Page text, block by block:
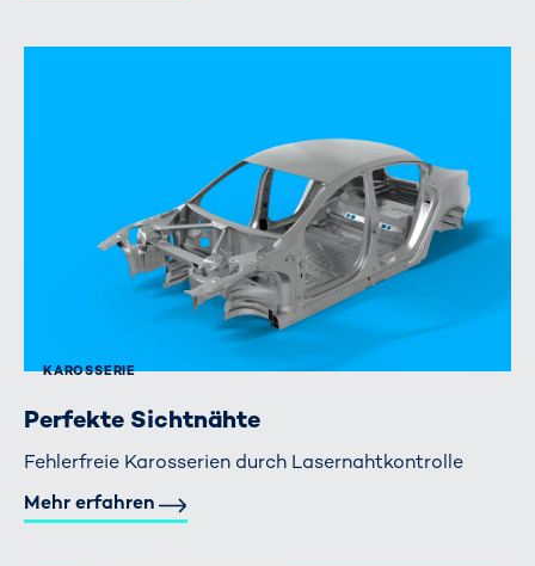
KAROSSERIE
Perfekte Sichtnähte
Fehlerfreie Karosserien durch Lasernahtkontrolle
Mehr erfahren